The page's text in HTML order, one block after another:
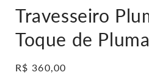
Travesseiro
Toque de
Preço
R$ 360,00